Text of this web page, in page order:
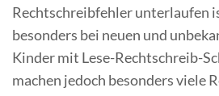
Rechtschreibfehler unterlaufen
besonders bei neuen und
Kinder mit Lese-Rechtschreib-
machen jedoch besonders viele